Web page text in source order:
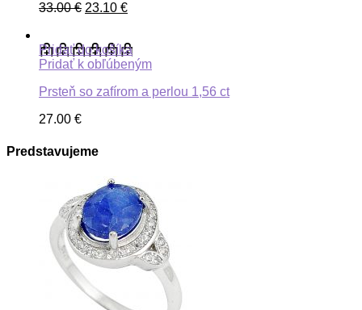
33.00€ 23.10 €
Pridať do košíka
Pridať k obľúbeným
Prsteň so zafírom a perlou 1,56 ct
27.00 €
Predstavujeme